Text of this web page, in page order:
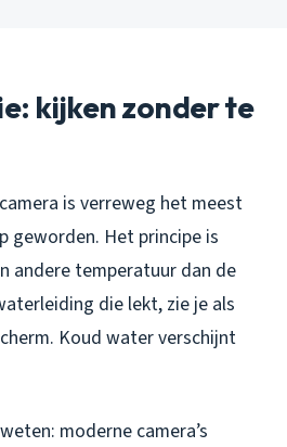
kijken zonder te
is verreweg het meest
geworden. Het principe is
andere temperatuur dan de
die lekt, zie je als
Koud water verschijnt
moderne camera’s